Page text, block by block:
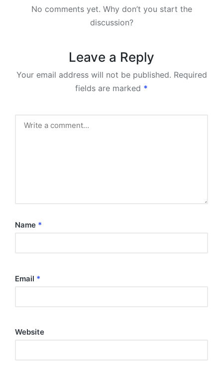
No comments yet. Why don’t you start the
discussion?
Leave a Reply
Your email address will not be published. Required
fields are marked *
Name *
Email *
Website